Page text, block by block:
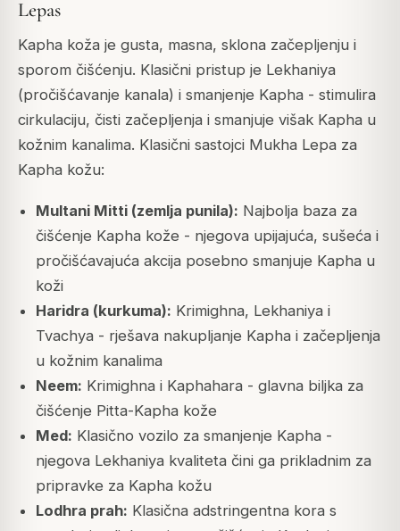
Lepas
Kapha koža je gusta, masna, sklona začepljenju i
sporom čišćenju. Klasični pristup je Lekhaniya
(pročišćavanje kanala) i smanjenje Kapha - stimulira
cirkulaciju, čisti začepljenja i smanjuje višak Kapha u
kožnim kanalima. Klasični sastojci Mukha Lepa za
Kapha kožu:
Multani Mitti (zemlja punila): Najbolja baza za
čišćenje Kapha kože - njegova upijajuća, sušeća i
pročišćavajuća akcija posebno smanjuje Kapha u
koži
Haridra (kurkuma): Krimighna, Lekhaniya i
Tvachya - rješava nakupljanje Kapha i začepljenja
u kožnim kanalima
Neem: Krimighna i Kaphahara - glavna biljka za
čišćenje Pitta-Kapha kože
Med: Klasično vozilo za smanjenje Kapha -
njegova Lekhaniya kvaliteta čini ga prikladnim za
pripravke za Kapha kožu
Lodhra prah: Klasična adstringentna kora s